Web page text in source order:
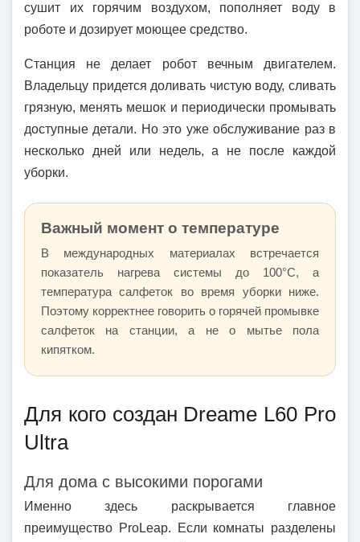
сушит их горячим воздухом, пополняет воду в
роботе и дозирует моющее средство.
Станция не делает робот вечным двигателем.
Владельцу придется доливать чистую воду, сливать
грязную, менять мешок и периодически промывать
доступные детали. Но это уже обслуживание раз в
несколько дней или недель, а не после каждой
уборки.
Важный момент о температуре
В международных материалах встречается
показатель нагрева системы до 100°C, а
температура салфеток во время уборки ниже.
Поэтому корректнее говорить о горячей промывке
салфеток на станции, а не о мытье пола
кипятком.
Для кого создан Dreame L60 Pro
Ultra
Для дома с высокими порогами
Именно здесь раскрывается главное
преимущество ProLeap. Если комнаты разделены